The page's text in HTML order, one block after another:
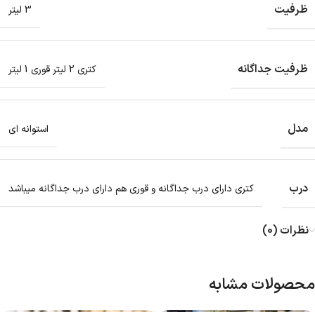
ظرفیت 3 لیتر
ظرفیت جداگانه کتری 2 لیتر قوری 1 لیتر
مدل استوانه ای
درب کتری دارای درب جداگانه و قوری هم دارای درب جداگانه میباشد
نظرات (0)
محصولات مشابه